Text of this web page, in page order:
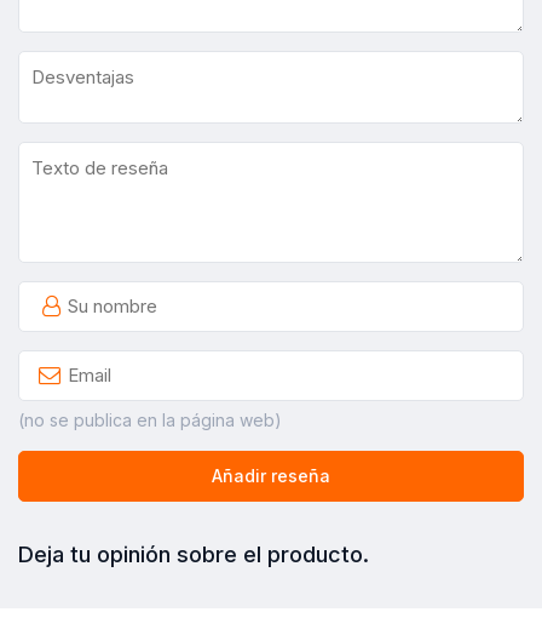
(no se publica en la página web)
Añadir reseña
Deja tu opinión sobre el producto.